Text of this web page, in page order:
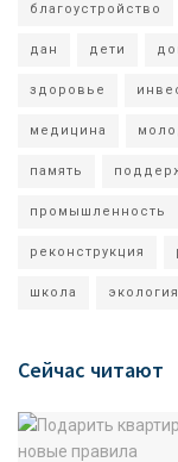
благоустройство
дан дети
здоровье
медицина
память
промышленность
реконструкция
школа экология
Сейчас читают